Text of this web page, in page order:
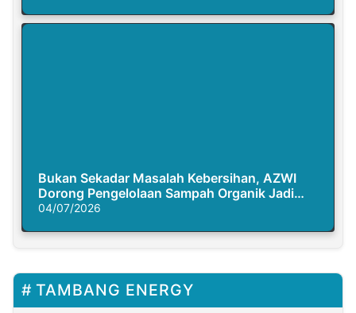
Bukan Sekadar Masalah Kebersihan, AZWI
Dorong Pengelolaan Sampah Organik Jadi
Solusi Krisis Iklim
04/07/2026
TAMBANG ENERGY